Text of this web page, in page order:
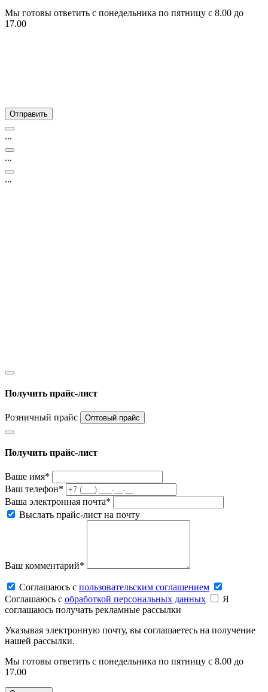
Мы готовы ответить с понедельника по пятницу с 8.00 до
17.00
...
...
...
Получить прайс-лист
Розничный прайс Оптовый прайс
Получить прайс-лист
Ваше имя*
Ваш телефон*
Ваша электронная почта*
Выслать прайс-лист на почту
Ваш комментарий*
Соглашаюсь c пользовательским соглашением
Соглашаюсь c обработкой персональных данных
Я
соглашаюсь получать рекламные рассылки
Указывая электронную почту, вы соглашаетесь на получение
нашей рассылки.
Мы готовы ответить с понедельника по пятницу с 8.00 до
17.00